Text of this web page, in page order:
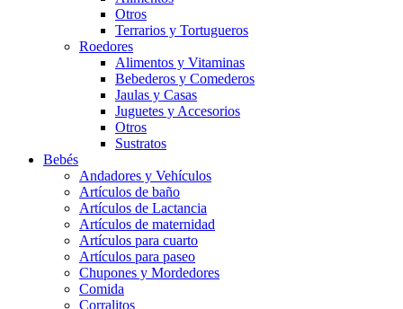
Otros
Terrarios y Tortugueros
Roedores
Alimentos y Vitaminas
Bebederos y Comederos
Jaulas y Casas
Juguetes y Accesorios
Otros
Sustratos
Bebés
Andadores y Vehículos
Artículos de baño
Artículos de Lactancia
Artículos de maternidad
Artículos para cuarto
Artículos para paseo
Chupones y Mordedores
Comida
Corralitos